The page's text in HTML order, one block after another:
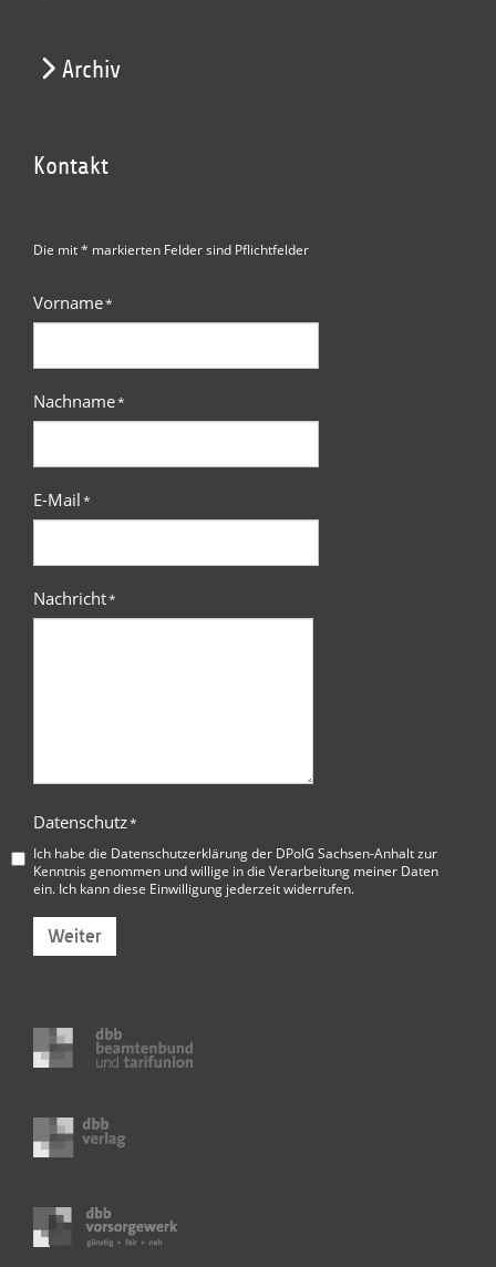
Archiv
Kontakt
Die mit * markierten Felder sind Pflichtfelder
Vorname*
Nachname*
E-Mail*
Nachricht*
Datenschutz*
Ich habe die Datenschutzerklärung der DPolG Sachsen-Anhaltzur
Kenntnis genommen und willige in die Verarbeitung meiner Daten
ein. Ich kann diese Einwilligung jederzeit widerrufen.
Weiter